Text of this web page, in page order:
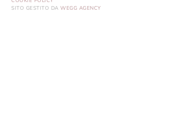
SITO GESTITO DAWEGG AGENCY